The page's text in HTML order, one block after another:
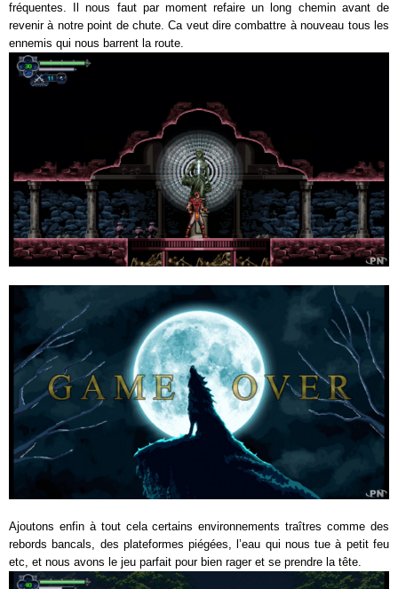
fréquentes. Il nous faut par moment refaire un long chemin avant de
revenir à notre point de chute. Ca veut dire combattre à nouveau tous les
ennemis qui nous barrent la route.
Ajoutons enfin à tout cela certains environnements traîtres comme des
rebords bancals, des plateformes piégées, l’eau qui nous tue à petit feu
etc, et nous avons le jeu parfait pour bien rager et se prendre la tête.